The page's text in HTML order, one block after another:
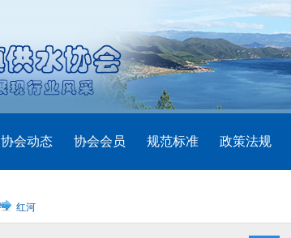
协会动态 协会会员 规范标准 政策法规
红河